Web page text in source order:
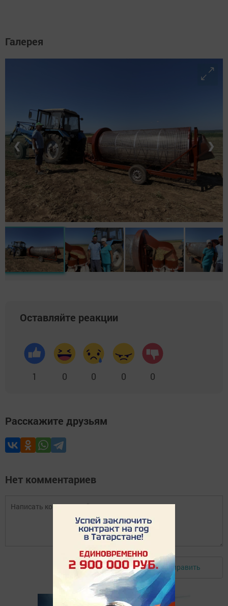
Галерея
❮ ❯
Оставляйте реакции
1 0 0 0 0
Расскажите друзьям
Нет комментариев
Авторизоваться Отправить